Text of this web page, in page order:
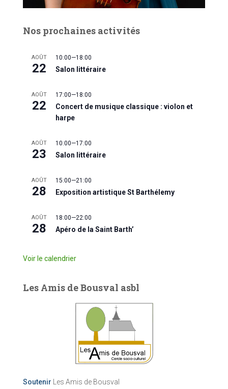
Nos prochaines activités
AOÛT
22
10:00—18:00
Salon littéraire
AOÛT
22
17:00—18:00
Concert de musique classique : violon et
harpe
AOÛT
23
10:00—17:00
Salon littéraire
AOÛT
28
15:00—21:00
Exposition artistique St Barthélemy
AOÛT
28
18:00—22:00
Apéro de la Saint Barth’
Voir le calendrier
Les Amis de Bousval asbl
Soutenir Les Amis de Bousval